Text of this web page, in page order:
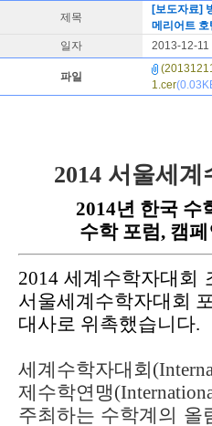
제목
[보도자료]
메리어트 호
일자
2013-12-11
파일
1.cer(
2014 서울세계
2014년 한국 수
수학 포럼, 캠
2014세계수학자대회
서울세계수학자대회
대사로 위촉했습니다.
세계수학자대회
제수학연맹
주최하는 수학계의 올